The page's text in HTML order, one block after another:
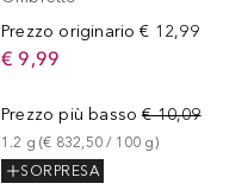
Prezzo originario € 12,99
€ 9,99
Prezzo più basso € 10,09
1.2 g (€ 832,50 / 100 g)
SORPRESA
+4